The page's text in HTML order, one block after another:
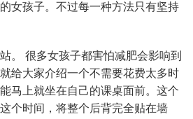
女孩子。不过每一种方法只有坚持
。 很多女孩子都害怕减肥会影响到
给大家介绍一个不需要花费太多时
马上就坐在自己的课桌面前。这个
个时间，将整个后背完全贴在墙